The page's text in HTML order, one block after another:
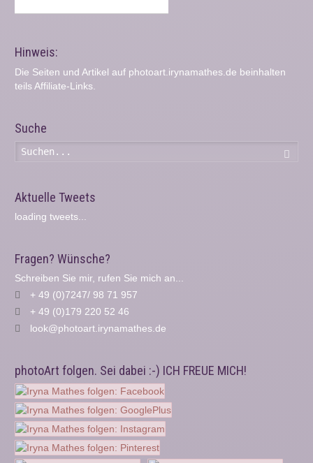
Hinweis:
Die Seiten und Artikel auf photoart.irynamathes.de beinhalten
teils Affiliate-Links.
Suche
Aktuelle Tweets
loading tweets...
Fragen? Wünsche?
Schreiben Sie mir, rufen Sie mich an...
+ 49 (0)7247/ 98 71 957
+ 49 (0)179 220 52 46
look@photoart.irynamathes.de
photoArt folgen. Sei dabei :-) ICH FREUE MICH!